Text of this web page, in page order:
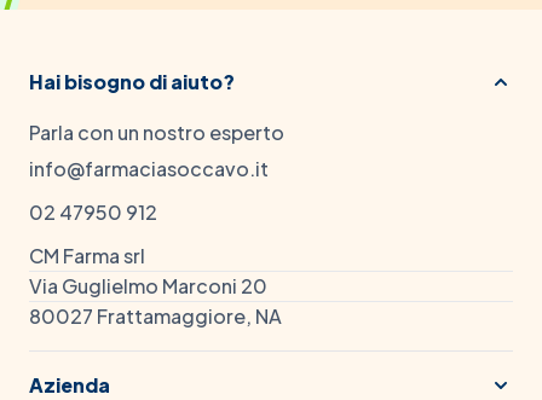
Hai bisogno di aiuto?
Parla con un nostro esperto
info@farmaciasoccavo.it
02 47950 912
CM Farma srl
Via Guglielmo Marconi 20
80027 Frattamaggiore, NA
Azienda